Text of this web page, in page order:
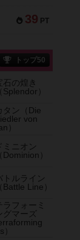
39 PT
トップ50